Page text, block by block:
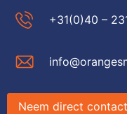
+31(0)40 –
Neem direct